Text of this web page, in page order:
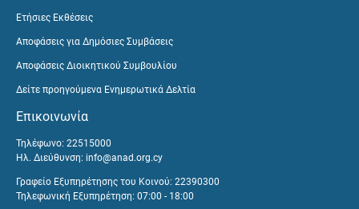
Ετήσιες Εκθέσεις
Αποφάσεις για Δημόσιες Συμβάσεις
Αποφάσεις Διοικητικού Συμβουλίου
Δείτε προηγούμενα Ενημερωτικά Δελτία
Επικοινωνία
Τηλέφωνο: 22515000
Ηλ. Διεύθυνση: info@anad.org.cy
Γραφείο Εξυπηρέτησης του Κοινού: 22390300
Τηλεφωνική Εξυπηρέτηση: 07:00 - 18:00